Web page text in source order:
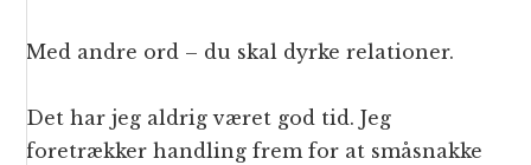
Med andre ord – du skal dyrke relationer.
Det har jeg aldrig været god tid. Jeg
foretrækker handling frem for at småsnakke